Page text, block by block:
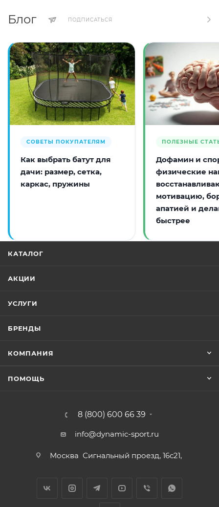
Блог ПОДПИСАТЬСЯ
СОВЕТЫ ПОКУПАТЕЛЯМ
Как выбрать батут для
дачи: размер, сетка,
каркас, пружины
ПОЛЕЗНЫЕ
Дофамин и
физические
мотивацию,
апатией и
быстрее
КАТАЛОГ
АКЦИИ
УСЛУГИ
БРЕНДЫ
КОМПАНИЯ
ПОМОЩЬ
8 (800) 600 66 39
info@dynamic-sport.ru
Москва Сигнальный проезд, 16с21,